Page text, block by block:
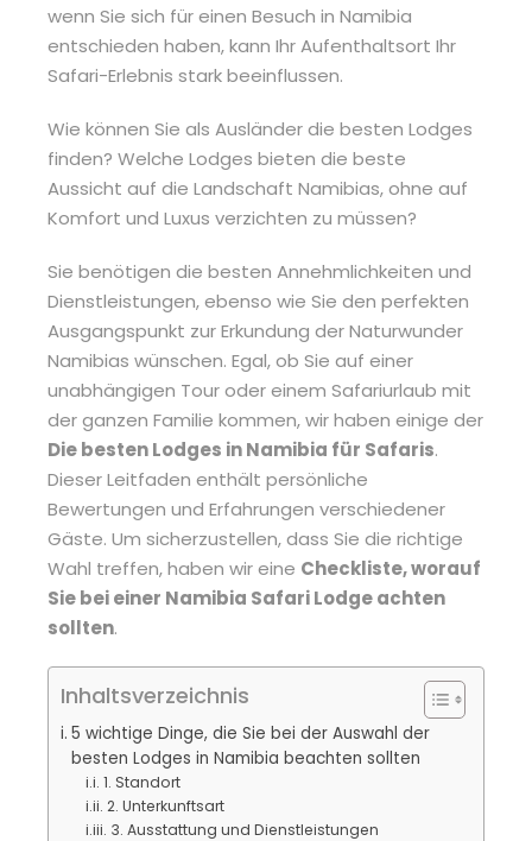
wenn Sie sich für einen Besuch in Namibia
entschieden haben, kann Ihr Aufenthaltsort Ihr
Safari-Erlebnis stark beeinflussen.
Wie können Sie als Ausländer die besten Lodges
finden? Welche Lodges bieten die beste
Aussicht auf die Landschaft Namibias, ohne auf
Komfort und Luxus verzichten zu müssen?
Sie benötigen die besten Annehmlichkeiten und
Dienstleistungen, ebenso wie Sie den perfekten
Ausgangspunkt zur Erkundung der Naturwunder
Namibias wünschen. Egal, ob Sie auf einer
unabhängigen Tour oder einem Safariurlaub mit
der ganzen Familie kommen, wir haben einige der
Die besten Lodges in Namibia für Safaris.
Dieser Leitfaden enthält persönliche
Bewertungen und Erfahrungen verschiedener
Gäste. Um sicherzustellen, dass Sie die richtige
Wahl treffen, haben wir eine Checkliste, worauf
Sie bei einer Namibia Safari Lodge achten
sollten.
Inhaltsverzeichnis
5 wichtige Dinge, die Sie bei der Auswahl der
besten Lodges in Namibia beachten sollten
1. Standort
2. Unterkunftsart
3. Ausstattung und Dienstleistungen